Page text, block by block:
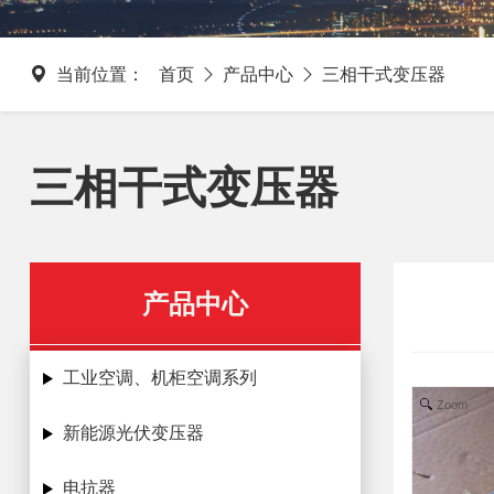
当前位置： 首页 产品中心 三相干式变压器
三相干式变压器
产品中心
工业空调、机柜空调系列
新能源光伏变压器
电抗器
Zoom